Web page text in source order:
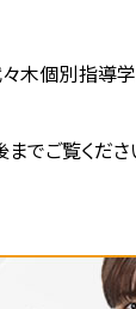
々木個別指導
でご覧くださ